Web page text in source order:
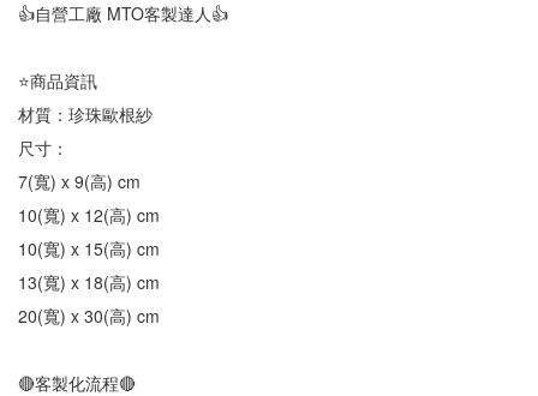
👍自營工廠 MTO客製達人👍
⭐商品資訊
材質：珍珠歐根紗
尺寸：
7(寬) x 9(高) cm
10(寬) x 12(高) cm
10(寬) x 15(高) cm
13(寬) x 18(高) cm
20(寬) x 30(高) cm
🔴客製化流程🔴